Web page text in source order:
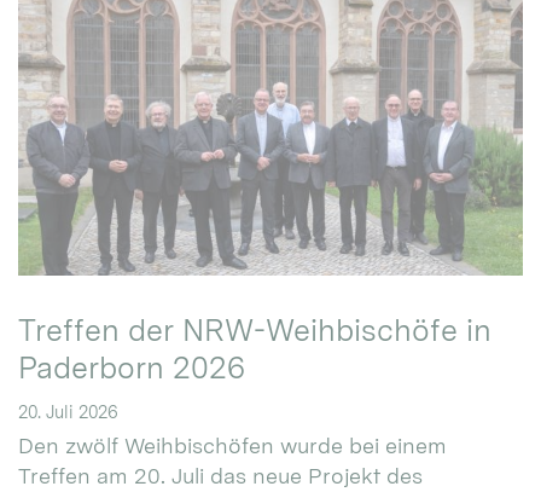
Treffen der NRW-Weihbischöfe in
Paderborn 2026
20. Juli 2026
Den zwölf Weihbischöfen wurde bei einem
Treffen am 20. Juli das neue Projekt des